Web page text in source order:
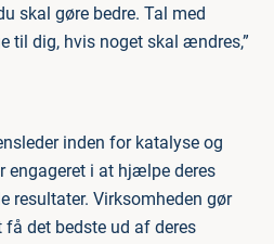
skal gøre bedre. Tal med
til dig, hvis noget skal ændres,”
inden for katalyse og
engageret i at hjælpe deres
resultater. Virksomheden gør
det bedste ud af deres